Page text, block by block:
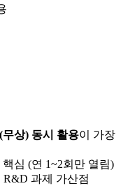
상) 동시 활용이 가장
핵심 (연 1~2회만 열림)
R&D 과제 가산점